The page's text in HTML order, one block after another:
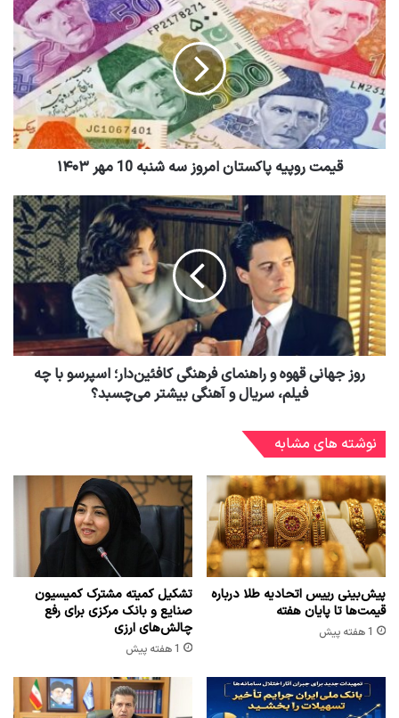
قیمت روپیه پاکستان امروز سه شنبه 10 مهر ۱۴۰۳
روز جهانی قهوه و راهنمای فرهنگی کافئین‌دار؛ اسپرسو با چه
فیلم، سریال و آهنگی بیشتر می‌چسبد؟
نوشته های مشابه
پیش‌بینی رییس اتحادیه طلا درباره
قیمت‌ها تا پایان هفته
1 هفته پیش
تشکیل کمیته مشترک کمیسیون
صنایع و بانک مرکزی برای رفع
چالش‌های ارزی
1 هفته پیش